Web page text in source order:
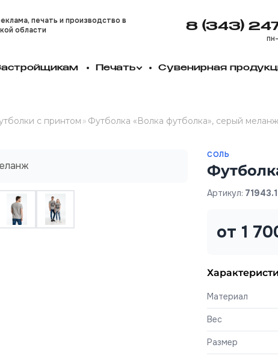
печать и производство в
области
8 (343)
Печать Сувенирная
с принтом » Футболка «Волка футболка», серый меланж
СОЛЬ
Артикул:
от 1
Материал
Вес
Размер